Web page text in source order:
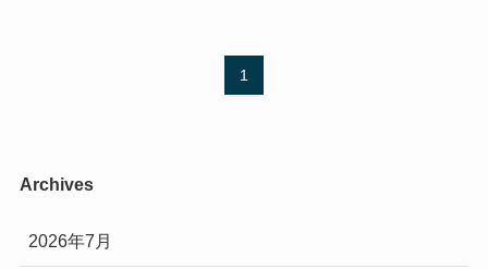
1
Archives
2026年7月